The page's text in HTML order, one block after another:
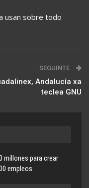
usan sobre todo
SEGUINTE
Andalucía xa
teclea GNU
millones para crear
empleos